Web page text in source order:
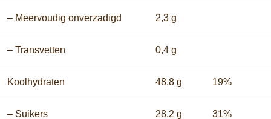
– Meervoudig onverzadigd 2,3 g
– Transvetten 0,4 g
Koolhydraten 48,8 g 19%
– Suikers 28,2 g 31%